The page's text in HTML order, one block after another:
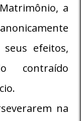
a
efeitos,
contraído
na